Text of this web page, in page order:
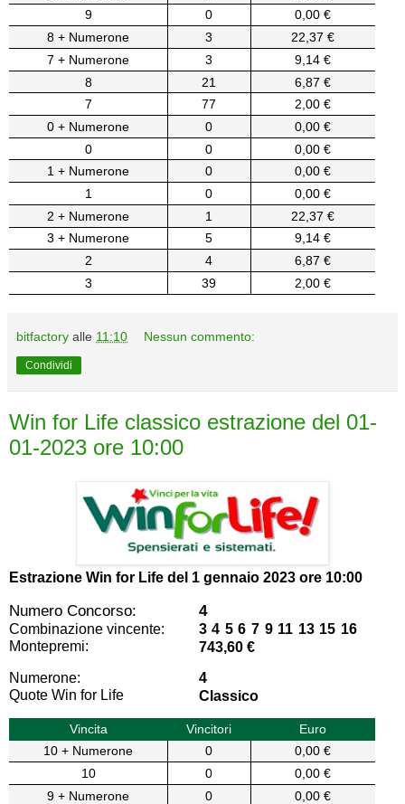
9
0
0,00 €
8 + Numerone
3
22,37 €
7 + Numerone
3
9,14 €
8
21
6,87 €
7
77
2,00 €
0 + Numerone
0
0,00 €
0
0
0,00 €
1 + Numerone
0
0,00 €
1
0
0,00 €
2 + Numerone
1
22,37 €
3 + Numerone
5
9,14 €
2
4
6,87 €
3
39 2,00 €
bitfactory alle 11:10 Nessun commento:
Condividi
Win for Life classico estrazione del 01-
01-2023 ore 10:00
Estrazione Win for Life del 1 gennaio 2023 ore 10:00
Numero Concorso: 4
Combinazione vincente:
3 4 5 6 7 9 11 13 15 16
Montepremi:
743,60 €
Numerone:
4
Quote Win for Life
Classico
Vincita Vincitori
Euro
10 + Numerone
0
0,00 €
10
0
0,00 €
9 + Numerone
0
0,00 €